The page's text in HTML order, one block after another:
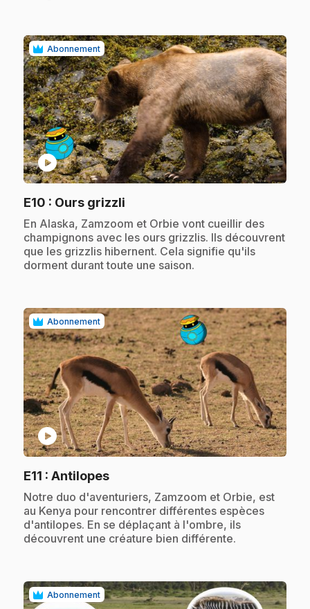
Abonnement
play_circle
E10 : Ours grizzli
.En Alaska, Zamzoom et Orbie vont cueillir des
champignons avec les ours grizzlis. Ils découvrent
que les grizzlis hibernent. Cela signifie qu'ils
dorment durant toute une saison.
Abonnement
play_circle
E11 : Antilopes.
.Notre duo d'aventuriers, Zamzoom et Orbie, est
au Kenya pour rencontrer différentes espèces
d'antilopes. En se déplaçant à l'ombre, ils
découvrent une créature bien différente.
Abonnement